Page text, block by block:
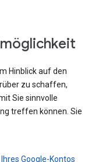
Hinblick auf den
zu schaffen,
Sie sinnvolle
treffen können. Sie
Google-Kontos